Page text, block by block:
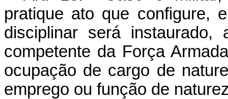
pratique ato que configure,
disciplinar será instaurado,
competente da Força
ocupação de cargo de
emprego ou função de